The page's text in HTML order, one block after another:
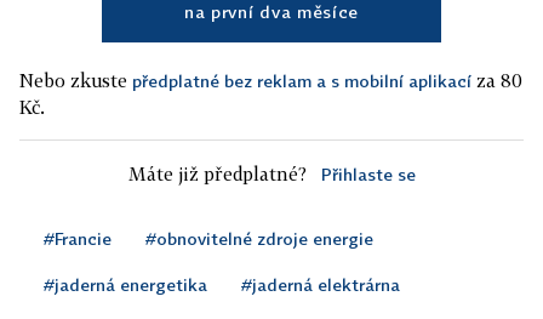
na první dva měsíce
Nebo zkuste předplatné bez reklam a s mobilní aplikací za 80
Kč.
Máte již předplatné? Přihlaste se
#Francie #obnovitelné zdroje energie
#jaderná energetika #jaderná elektrárna